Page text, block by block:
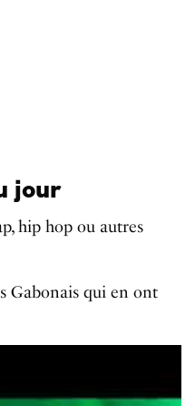
jour
hip hop ou autres
Gabonais qui en ont